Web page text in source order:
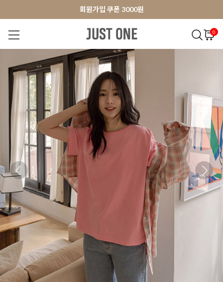
앱 다운로드 10% 할인쿠폰
회원가입 쿠폰 3000원
앱 다운로드 10% 할인쿠폰
0
BEST 오늘출발 MADE . J